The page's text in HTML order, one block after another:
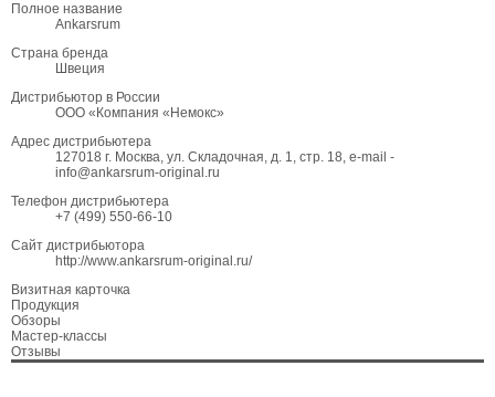
Полное название
Ankarsrum
Страна бренда
Швеция
Дистрибьютор в России
ООО «Компания «Немокс»
Адрес дистрибьютера
127018 г. Москва, ул. Складочная, д. 1, стр. 18, е-mail -
info@ankarsrum-original.ru
Телефон дистрибьютера
+7 (499) 550-66-10
Сайт дистрибьютора
http://www.ankarsrum-original.ru/
Визитная карточка
Продукция
Обзоры
Мастер-классы
Отзывы